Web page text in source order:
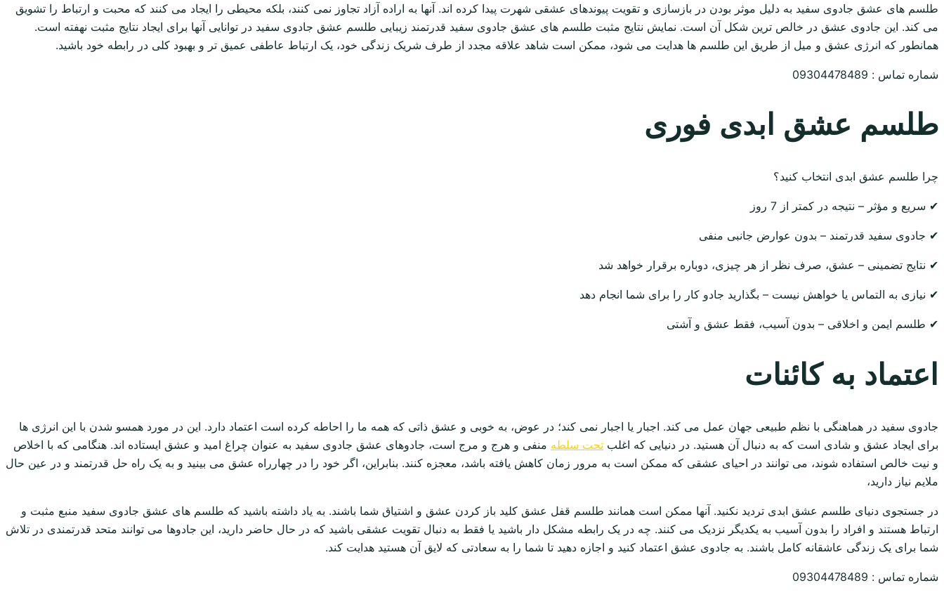
طلسم های عشق جادوی سفید به دلیل موثر بودن در بازسازی و تقویت پیوندهای عشقی شهرت پیدا کرده اند. آنها به اراده آزاد تجاوز نمی کنند، بلکه محیطی را ایجاد می کنند که محبت و ارتباط را تشویق
می کند. این جادوی عشق در خالص ترین شکل آن است. نمایش نتایج مثبت طلسم های عشق جادوی سفید قدرتمند زیبایی طلسم عشق جادوی سفید در توانایی آنها برای ایجاد نتایج مثبت نهفته است.
همانطور که انرژی عشق و میل از طریق این طلسم ها هدایت می شود، ممکن است شاهد علاقه مجدد از طرف شریک زندگی خود، یک ارتباط عاطفی عمیق تر و بهبود کلی در رابطه خود باشید.
شماره تماس : 09304478489
طلسم عشق ابدی فوری
چرا طلسم عشق ابدی انتخاب کنید؟
✔ سریع و مؤثر – نتیجه در کمتر از 7 روز
✔ جادوی سفید قدرتمند – بدون عوارض جانبی منفی
✔ نتایج تضمینی – عشق، صرف نظر از هر چیزی، دوباره برقرار خواهد شد
✔ نیازی به التماس یا خواهش نیست – بگذارید جادو کار را برای شما انجام دهد
✔ طلسم ایمن و اخلاقی – بدون آسیب، فقط عشق و آشتی
اعتماد به کائنات
جادوی سفید در هماهنگی با نظم طبیعی جهان عمل می کند. اجبار یا اجبار نمی کند؛ در عوض، به خوبی و عشق ذاتی که همه ما را احاطه کرده است اعتماد دارد. این در مورد همسو شدن با این انرژی ها
برای ایجاد عشق و شادی است که به دنبال آن هستید. در دنیایی که اغلب تحت سلطه منفی و هرج و مرج است، جادوهای عشق جادوی سفید به عنوان چراغ امید و عشق ایستاده اند. هنگامی که با اخلاص
و نیت خالص استفاده شوند، می توانند در احیای عشقی که ممکن است به مرور زمان کاهش یافته باشد، معجزه کنند. بنابراین، اگر خود را در چهارراه عشق می بینید و به یک راه حل قدرتمند و در عین حال
ملایم نیاز دارید،
در جستجوی دنیای طلسم عشق ابدی تردید نکنید. آنها ممکن است همانند طلسم قفل عشق کلید باز کردن عشق و اشتیاق شما باشند. به یاد داشته باشید که طلسم های عشق جادوی سفید منبع مثبت و
ارتباط هستند و افراد را بدون آسیب به یکدیگر نزدیک می کنند. چه در یک رابطه مشکل دار باشید یا فقط به دنبال تقویت عشقی باشید که در حال حاضر دارید، این جادوها می توانند متحد قدرتمندی در تلاش
شما برای یک زندگی عاشقانه کامل باشند. به جادوی عشق اعتماد کنید و اجازه دهید تا شما را به سعادتی که لایق آن هستید هدایت کند.
شماره تماس : 09304478489